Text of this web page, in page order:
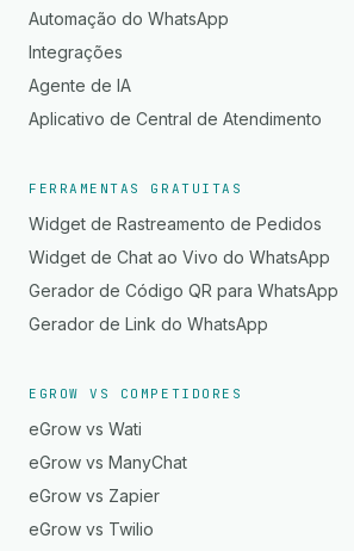
Automação do WhatsApp
Integrações
Agente de IA
Aplicativo de Central de Atendimento
FERRAMENTAS GRATUITAS
Widget de Rastreamento de Pedidos
Widget de Chat ao Vivo do WhatsApp
Gerador de Código QR para WhatsApp
Gerador de Link do WhatsApp
EGROW VS COMPETIDORES
eGrow vs Wati
eGrow vs ManyChat
eGrow vs Zapier
eGrow vs Twilio